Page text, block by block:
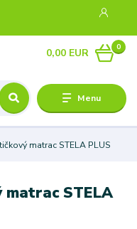
Menu
0
0,00 EUR
matrac STELA PLUS
STELA